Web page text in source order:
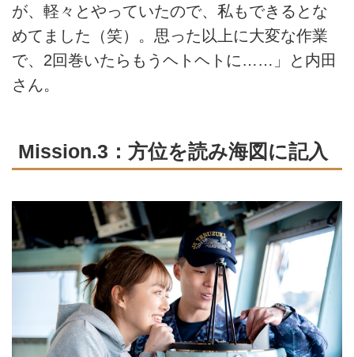
が、軽々とやっていたので、私もできるとな
めてました（笑）。思った以上に大変な作業
で、2回巻いたらもうヘトヘトに……」と内田
さん。
Mission.3：方位を読み海図に記入